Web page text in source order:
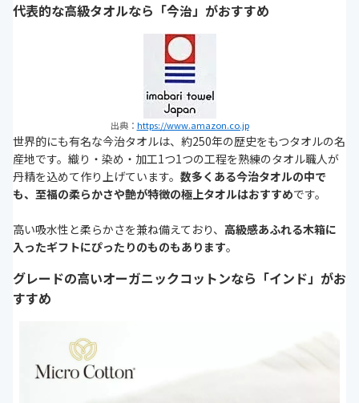
代表的な高級タオルなら「今治」がおすすめ
出典： https://www.amazon.co.jp
世界的にも有名な今治タオルは、約250年の歴史をもつタオルの名
産地です。織り・染め・加工1つ1つの工程を熟練のタオル職人が
丹精を込めて作り上げています。 数多くある今治タオルの中で
も、至福の柔らかさや艶が特徴の極上タオルはおすすめです。
高い吸水性と柔らかさを兼ね備えており、 高級感あふれる木箱に
入ったギフトにぴったりのものもあります。
グレードの高いオーガニックコットンなら「インド」がお
すすめ